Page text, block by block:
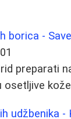
borica -
preparati
osetljive
udžbenika